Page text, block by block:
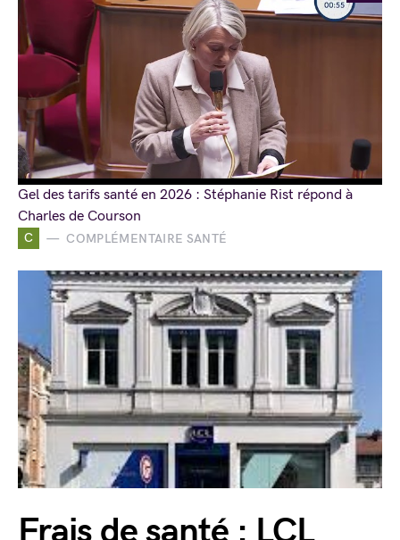
C COMPLÉMENTAIRE SANTÉ
Gel des tarifs santé en 2026 : Stéphanie Rist répond à
Charles de Courson